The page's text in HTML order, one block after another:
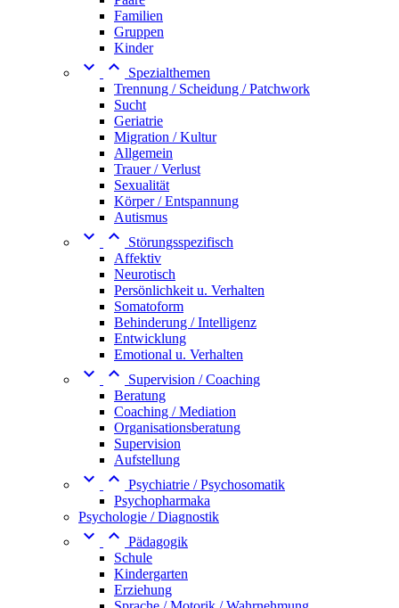
Familien
Gruppen
Kinder
 
Spezialthemen
Trennung / Scheidung / Patchwork
Sucht
Geriatrie
Migration / Kultur
Allgemein
Trauer / Verlust
Sexualität
Körper / Entspannung
Autismus
 
Störungsspezifisch
Affektiv
Neurotisch
Persönlichkeit u. Verhalten
Somatoform
Behinderung / Intelligenz
Entwicklung
Emotional u. Verhalten
 
Supervision / Coaching
Beratung
Coaching / Mediation
Organisationsberatung
Supervision
Aufstellung
  Psychiatrie / Psychosomatik
Psychopharmaka
Psychologie / Diagnostik
  Pädagogik
Schule
Kindergarten
Erziehung